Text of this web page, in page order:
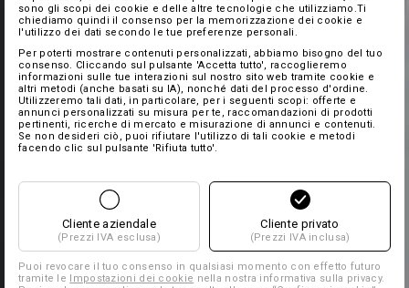
sono gli scopi dei cookie e delle altre tecnologie che utilizziamo.Ti
chiediamo quindi il consenso per la memorizzazione dei cookie e
l'utilizzo dei dati secondo le tue preferenze personali.
Per poterti mostrare contenuti personalizzati, abbiamo bisogno del tuo
consenso. Cliccando sul pulsante 'Accetta tutto', raccoglieremo
informazioni sulle tue interazioni sul nostro sito web tramite cookie e
altri metodi (anche basati su IA), nonché dati del processo d'ordine.
Utilizzeremo tali dati, in particolare, per i seguenti scopi: offerte e
annunci personalizzati su misura per te, raccomandazioni di prodotti
pertinenti, ricerche di mercato e misurazione di annunci e contenuti.
Se non desideri ciò, puoi rifiutare l'utilizzo di tali cookie e metodi
facendo clic sul pulsante 'Rifiuta tutto'.
Cliente aziendale
(Prezzi IVA esclusa)
Cliente privato
(Prezzi IVA inclusa)
Puoi revocare il tuo consenso in qualsiasi momento con effetto futuro
tramite le Impostazioni dei cookie nella nostra informativa sulla privacy.